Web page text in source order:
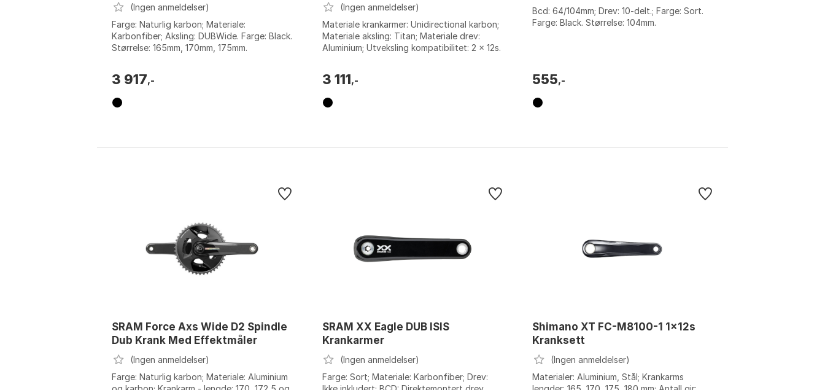
(Ingen anmeldelser)
Farge: Naturlig karbon; Materiale:
Karbonfiber; Aksling: DUBWide. Farge: Black.
Størrelse: 165mm, 170mm, 175mm.
3 917,-
(Ingen anmeldelser)
Materiale krankarmer: Unidirectional karbon;
Materiale aksling: Titan; Materiale drev:
Aluminium; Utveksling kompatibilitet: 2 x 12s.
3 111,-
Bcd: 64/104mm; Drev: 10-delt.; Farge: Sort.
Farge: Black. Størrelse: 104mm.
555,-
SRAM Force Axs Wide D2 Spindle
Dub Krank Med Effektmåler
(Ingen anmeldelser)
Farge: Naturlig karbon; Materiale: Aluminium
SRAM XX Eagle DUB ISIS
Krankarmer
(Ingen anmeldelser)
Farge: Sort; Materiale: Karbonfiber; Drev:
Shimano XT FC-M8100-1 1x12s
Kranksett
(Ingen anmeldelser)
Materialer: Aluminium, Stål; Krankarms